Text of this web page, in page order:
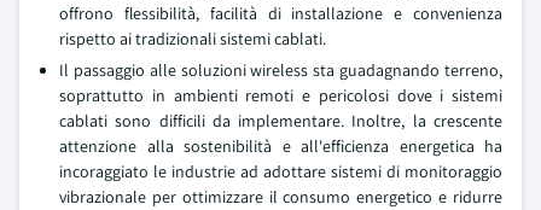
offrono flessibilità, facilità di installazione e convenienza
rispetto ai tradizionali sistemi cablati.
Il passaggio alle soluzioni wireless sta guadagnando terreno,
soprattutto in ambienti remoti e pericolosi dove i sistemi
cablati sono difficili da implementare. Inoltre, la crescente
attenzione alla sostenibilità e all'efficienza energetica ha
incoraggiato le industrie ad adottare sistemi di monitoraggio
vibrazionale per ottimizzare il consumo energetico e ridurre